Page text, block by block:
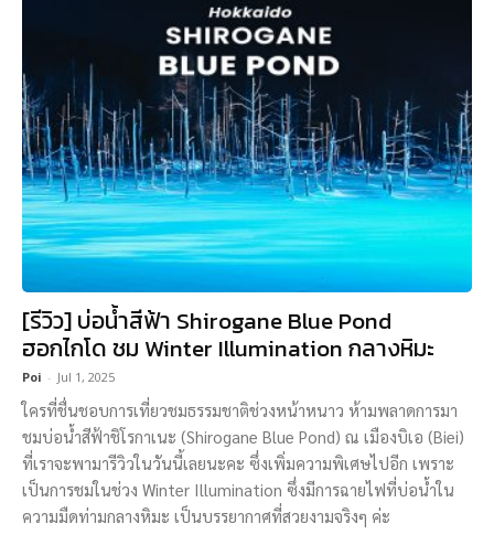
[รีวิว] บ่อน้ำสีฟ้า Shirogane Blue Pond
ฮอกไกโด ชม Winter Illumination กลางหิมะ
Poi - Jul 1, 2025
ใครที่ชื่นชอบการเที่ยวชมธรรมชาติช่วงหน้าหนาว ห้ามพลาดการมา
ชมบ่อน้ำสีฟ้าชิโรกาเนะ (Shirogane Blue Pond) ณ เมืองบิเอ (Biei)
ที่เราจะพามารีวิวในวันนี้เลยนะคะ ซึ่งเพิ่มความพิเศษไปอีก เพราะ
เป็นการชมในช่วง Winter Illumination ซึ่งมีการฉายไฟที่บ่อน้ำใน
ความมืดท่ามกลางหิมะ เป็นบรรยากาศที่สวยงามจริงๆ ค่ะ